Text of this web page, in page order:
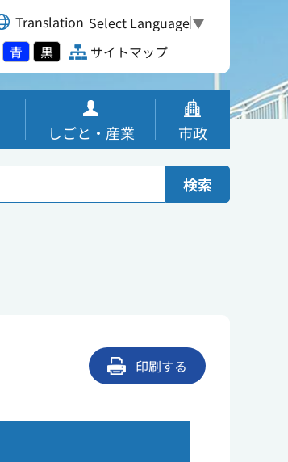
Translation Select Language▼
青 黒 サイトマップ
しごと・産業 市政
検索
印刷する